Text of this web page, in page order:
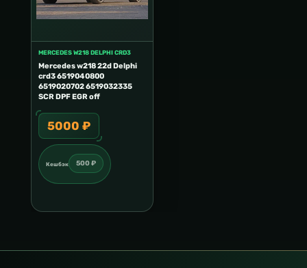
MERCEDES W218 DELPHI CRD3
Mercedes w218 22d Delphi
crd3 6519040800
6519020702 6519032335
SCR DPF EGR off
5000 ₽
Кешбэк 500 ₽